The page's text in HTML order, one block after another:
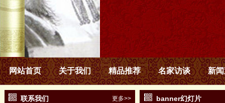
网站首页 关于我们 精品推荐 名家访谈 新
联系我们 更多>> banner幻灯片